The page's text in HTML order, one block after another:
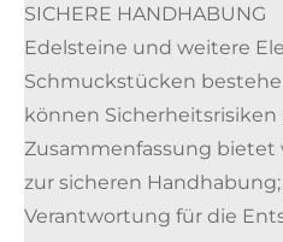
SICHERE HANDHABUNG
Edelsteine und weitere
Schmuckstücken
können Sicherheitsrisiken
Zusammenfassung
zur sicheren
Verantwortung für die